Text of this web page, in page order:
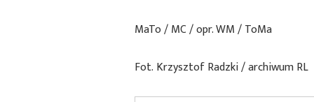
MaTo / MC / opr. WM / ToMa
Fot. Krzysztof Radzki / archiwum RL